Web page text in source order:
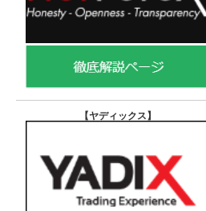
【ヤディックス 】